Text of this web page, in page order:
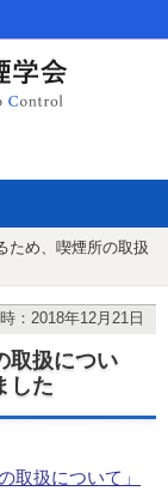
ため、喫煙所の取扱
：2018年12月21日
取扱につい
した
取扱について」